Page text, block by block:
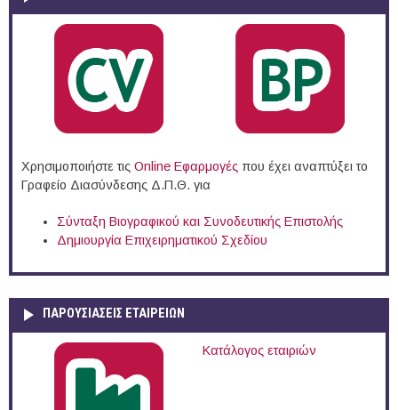
Χρησιμοποιήστε τις Online Eφαρμογές που έχει αναπτύξει το
Γραφείο Διασύνδεσης Δ.Π.Θ. για
Σύνταξη Βιογραφικού και Συνοδευτικής Επιστολής
Δημιουργία Επιχειρηματικού Σχεδίου
ΠΑΡΟΥΣΙΆΣΕΙΣ ΕΤΑΙΡΕΙΏΝ
Κατάλογος εταιριών